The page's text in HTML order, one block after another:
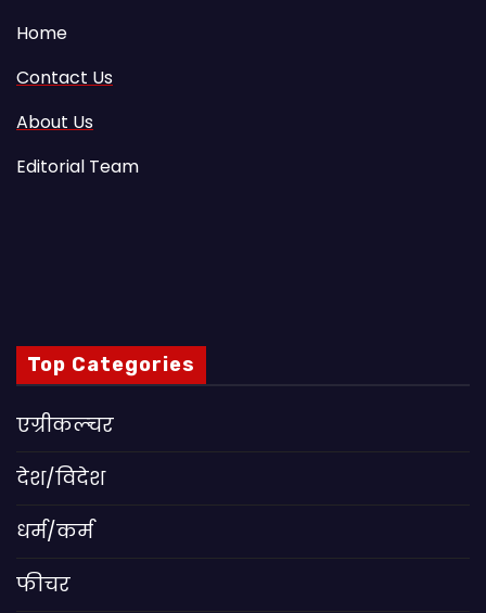
Home
Contact Us
About Us
Editorial Team
Top Categories
एग्रीकल्चर
देश/विदेश
धर्म/कर्म
फीचर